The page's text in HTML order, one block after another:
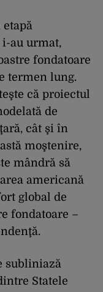
etapă
au urmat,
fondatoare
termen lung.
că proiectul
de
cât şi în
moştenire,
mândră să
americană
global de
fondatoare –
subliniază
Statele